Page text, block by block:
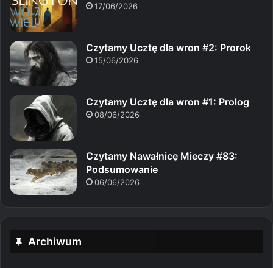
17/06/2026
Czytamy Ucztę dla wron #2: Prorok
15/06/2026
Czytamy Ucztę dla wron #1: Prolog
08/06/2026
Czytamy Nawałnicę Mieczy #83:
Podsumowanie
06/06/2026
Archiwum